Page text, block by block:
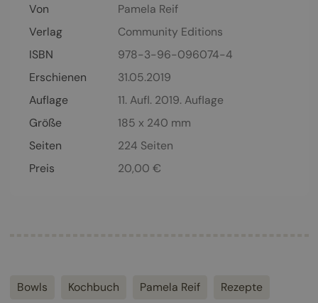
Von
Pamela Reif
Verlag
Community Editions
ISBN
978-3-96-096074-4
Erschienen
31.05.2019
Auflage
11. Aufl. 2019. Auflage
Größe
185 x 240 mm
Seiten
224 Seiten
Preis
20,00 €
Bowls Kochbuch Pamela Reif Rezepte